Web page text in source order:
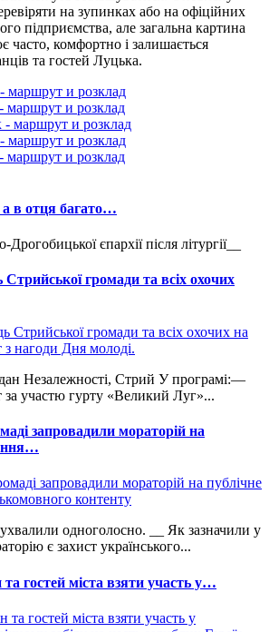
на зупинках або на офіційних
підприємства, але загальна картина
часто, комфортно і залишається
та гостей Луцька.
и розклад
и розклад
маршрут и розклад
и розклад
и розклад
в отця багато…
єпархії після літургії__
громади та всіх охочих
Незалежності, Стрий У програмі:—
за участю гурту «Великий Луг»...
запровадили мораторій на
ухвалили одноголосно. __ Як зазначили у
є захист українського...
гостей міста взяти участь у…